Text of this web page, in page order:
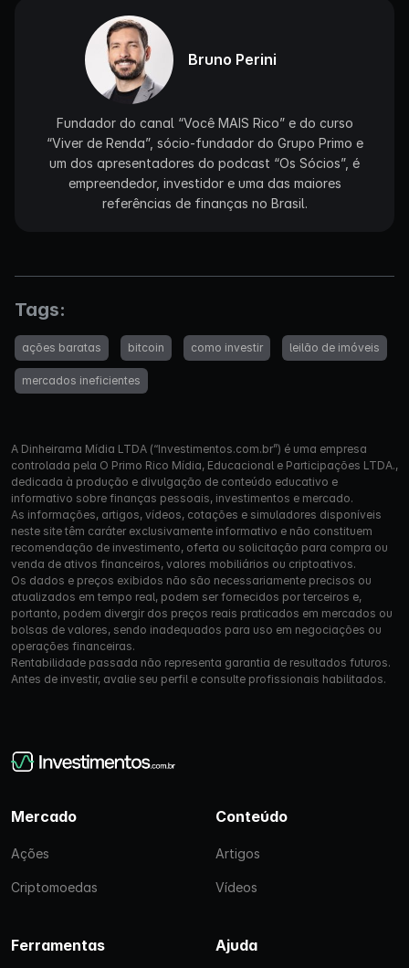
Bruno Perini
Fundador do canal “Você MAIS Rico” e do curso
“Viver de Renda”, sócio-fundador do Grupo Primo e
um dos apresentadores do podcast “Os Sócios”, é
empreendedor, investidor e uma das maiores
referências de finanças no Brasil.
Tags:
ações baratas bitcoin como investir leilão de imóveis
mercados ineficientes
A Dinheirama Mídia LTDA (“Investimentos.com.br”) é uma empresa
controlada pela O Primo Rico Mídia, Educacional e Participações LTDA.,
dedicada à produção e divulgação de conteúdo educativo e
informativo sobre finanças pessoais, investimentos e mercado.
As informações, artigos, vídeos, cotações e simuladores disponíveis
neste site têm caráter exclusivamente informativo e não constituem
recomendação de investimento, oferta ou solicitação para compra ou
venda de ativos financeiros, valores mobiliários ou criptoativos.
Os dados e preços exibidos não são necessariamente precisos ou
atualizados em tempo real, podem ser fornecidos por terceiros e,
portanto, podem divergir dos preços reais praticados em mercados ou
bolsas de valores, sendo inadequados para uso em negociações ou
operações financeiras.
Rentabilidade passada não representa garantia de resultados futuros.
Antes de investir, avalie seu perfil e consulte profissionais habilitados.
Mercado
Ações
Criptomoedas
Conteúdo
Artigos
Vídeos
Ferramentas Ajuda